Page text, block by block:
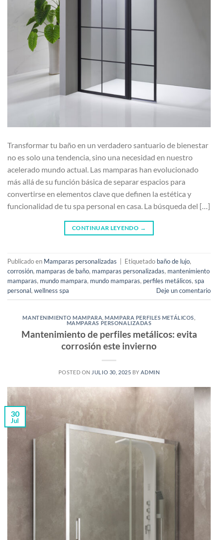
Transformar tu baño en un verdadero santuario de bienestar
no es solo una tendencia, sino una necesidad en nuestro
acelerado mundo actual. Las mamparas han evolucionado
más allá de su función básica de separar espacios para
convertirse en elementos clave que definen la estética y
funcionalidad de tu spa personal en casa. La búsqueda del […]
CONTINUAR LEYENDO →
Publicado en Mamparas personalizadas Etiquetado baño de lujo,
corrosión, mamparas de baño, mamparas personalizadas, mantenimiento
mamparas, mundo mampara, mundo mamparas, perfiles metálicos, spa
personal, wellness spa Deje un comentario
MANTENIMIENTO MAMPARA ,MAMPARA PERFILES METÁLICOS
MAMPARAS PERSONALIZADAS
Mantenimiento de perfiles metálicos: evita
corrosión este invierno
POSTED ON JULIO 30, 2025 BYADMIN
30
Jul